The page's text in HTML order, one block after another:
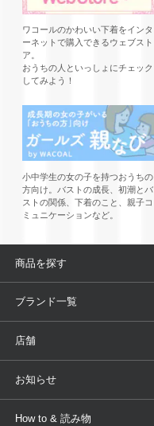
ワコールのかわいい下着をインタ
ーネットで購入できるウェブスト
ア。
おうちの人といっしょにチェック
してみよう！
小中学生の女の子を持つおうちの
方向け。バストの成長、初潮とバ
ストの関係、下着のこと、親子コ
ミュニケーションなど。
商品を探す
アイテム
トピックス
ブランド一覧
WACOAL
AMPHI
店舗
店舗を探す
お知らせ
新着情報
How to & 読み物